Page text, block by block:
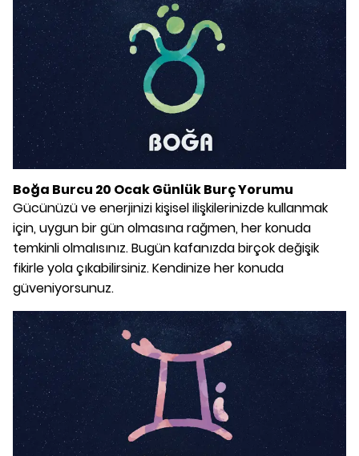
Boğa Burcu 20 Ocak Günlük Burç Yorumu
Gücünüzü ve enerjinizi kişisel ilişkilerinizde kullanmak
için, uygun bir gün olmasına rağmen, her konuda
temkinli olmalısınız. Bugün kafanızda birçok değişik
fikirle yola çıkabilirsiniz. Kendinize her konuda
güveniyorsunuz.